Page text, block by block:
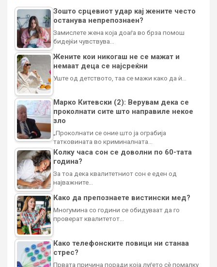
Зошто срцевиот удар кај жените често
останува непрепознаен?
Замислете жена која доаѓа во брза помош
бидејќи чувствува…
Жените кои никогаш не се мажат и
немаат деца се најсреќни
Уште од детството, таа се мажи како да ѝ…
Марко Китевски (2): Верувам дека се
проколнати сите што направиле некое
зло
„Проколнати се оние што ја ограбија
татковината во криминалната…
Колку часа сон се доволни по 60-тата
година?
За тоа дека квалитетниот сон е еден од
најважните…
Како да препознаете вистински мед?
Многумина со години се обидуваат да го
проверат квалитетот…
Како телефонските повици ни станаа
стрес?
Првата причина поради која луѓето сè помалку